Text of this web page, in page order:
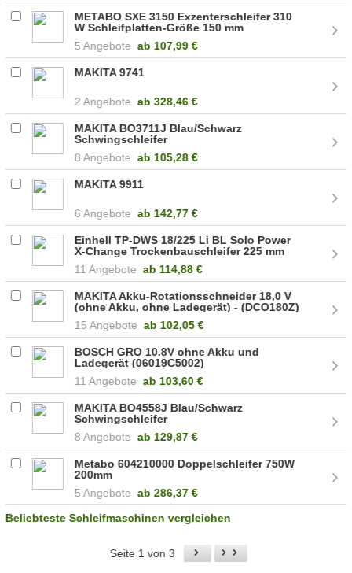
METABO SXE 3150 Exzenterschleifer 310
W Schleifplatten-Größe 150 mm
5 Angebote ab 107,99 €
MAKITA 9741
2 Angebote ab 328,46 €
MAKITA BO3711J Blau/Schwarz
Schwingschleifer
8 Angebote ab 105,28 €
MAKITA 9911
6 Angebote ab 142,77 €
Einhell TP-DWS 18/225 Li BL Solo Power
X-Change Trockenbauschleifer 225 mm
11 Angebote ab 114,88 €
MAKITA Akku-Rotationsschneider 18,0 V
(ohne Akku, ohne Ladegerät) - (DCO180Z)
15 Angebote ab 102,05 €
BOSCH GRO 10.8V ohne Akku und
Ladegerät (06019C5002)
11 Angebote ab 103,60 €
MAKITA BO4558J Blau/Schwarz
Schwingschleifer
8 Angebote ab 129,87 €
Metabo 604210000 Doppelschleifer 750W
200mm
5 Angebote ab 286,37 €
Beliebteste Schleifmaschinen vergleichen
Seite 1 von 3